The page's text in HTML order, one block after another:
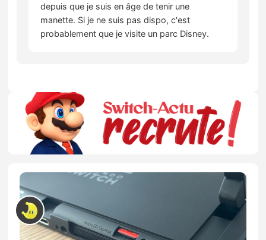
depuis que je suis en âge de tenir une
manette. Si je ne suis pas dispo, c'est
probablement que je visite un parc Disney.